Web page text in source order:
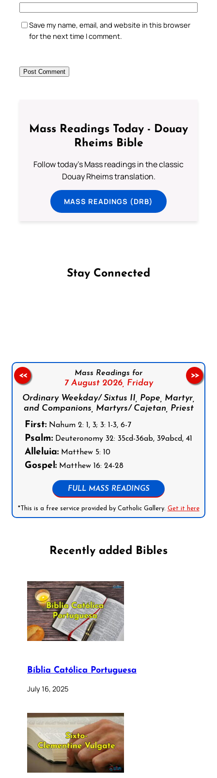
Save my name, email, and website in this browser
for the next time I comment.
Mass Readings Today - Douay
Rheims Bible
Follow today's Mass readings in the classic
Douay Rheims translation.
MASS READINGS (DRB)
Stay Connected
Mass Readings for
7 August 2026, Friday
Ordinary Weekday/ Sixtus II, Pope, Martyr,
and Companions, Martyrs/ Cajetan, Priest
First: Nahum 2: 1, 3; 3: 1-3, 6-7
Psalm: Deuteronomy 32: 35cd-36ab, 39abcd, 41
Alleluia: Matthew 5: 10
Gospel: Matthew 16: 24-28
FULL MASS READINGS
*This is a free service provided by Catholic Gallery. Get it here
<< >>
Recently added Bibles
Bíblia Católica Portuguesa
July 16, 2025